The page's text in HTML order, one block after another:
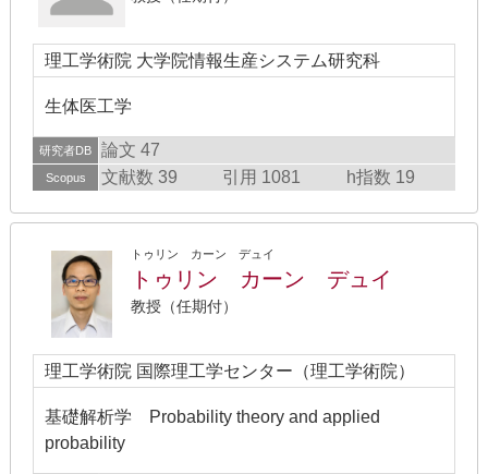
理工学術院 大学院情報生産システム研究科
生体医工学
研究者DB 論文 47
Scopus 文献数 39 引用 1081 h指数 19
トゥリン カーン デュイ
トゥリン カーン デュイ
教授（任期付）
理工学術院 国際理工学センター（理工学術院）
基礎解析学 Probability theory and applied
probability